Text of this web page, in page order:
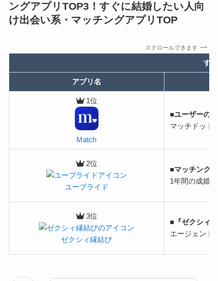
ングアプリTOP3！ すぐに結婚したい人向
け出会い系・マッチングアプリTOP
スクロールできます
す
アプリ名
1位
Match
■ユーザーの7
マッチドット
2位
ユーブライド
■マッチング
1年間の成婚
3位
ゼクシィ縁結び
■『ゼクシィ
エージェント